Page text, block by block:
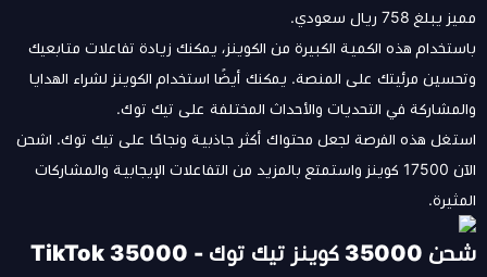
مميز يبلغ 758 ريال سعودي.
باستخدام هذه الكمية الكبيرة من الكوينز، يمكنك زيادة تفاعلات متابعيك
وتحسين مرئيتك على المنصة. يمكنك أيضًا استخدام الكوينز لشراء الهدايا
والمشاركة في التحديات والأحداث المختلفة على تيك توك.
استغل هذه الفرصة لجعل محتواك أكثر جاذبية ونجاحًا على تيك توك. اشحن
الآن 17500 كوينز واستمتع بالمزيد من التفاعلات الإيجابية والمشاركات
المثيرة.
شحن 35000 كوينز تيك توك - TikTok 35000